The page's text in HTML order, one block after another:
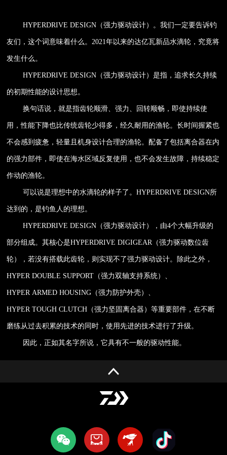
HYPERDRIVE DESIGN（强力驱动设计）。我们一定要告诉钓
友们，这个词意味着什么。2021年以来的达亿瓦新品水滴轮，究竟将
发生什么。
HYPERDRIVE DESIGN （强力驱动设计）是指，追求长久持续
的初期性能的设计思想。
换句话说，就是指齿轮顺滑、强力、回转顺畅，即使持续使
用，性能下降也比传统齿轮少得多，经久耐用的渔轮。长时间握紧也
不会感到疲惫，轻量且机身设计合理的渔轮。配备了包括离合器在内
的强力部件，即使在海水区域反复使用，也不会发生故障，持续稳定
作动的渔轮。
可以说是理想中的水滴轮的样子了。HYPERDRIVE DESIGN所
达到的，是钓鱼人的理想。
HYPERDRIVE DESIGN （强力驱动设计） ，由4个大幅升级的
部分组成。其核心是HYPERDRIVE DIGIGEAR（强力驱动数位齿
轮），若没有搭载此齿轮，则实现不了强力驱动设计。除此之外，
HYPER DOUBLE SUPPORT （强力双轴支持系统）
HYPER ARMED HOUSING （强力防护外壳）
HYPER TOUGH CLUTCH（强力坚固离合器）等重要部件，在不断
磨练从过去积累的技术的同时，使用先进的技术进行了升级。
因此，正如其名字所说，它具有不一般的驱动性能。